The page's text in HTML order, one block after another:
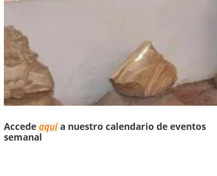
Accedeaquía nuestro calendario de eventos
semanal